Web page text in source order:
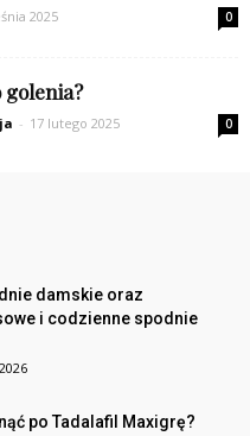
2025 0
golenia?
- 17 lutego 2025 0
damskie oraz
i codzienne spodnie
po Tadalafil Maxigrę?